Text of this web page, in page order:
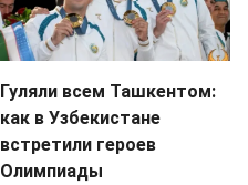
Гуляли всем Ташкентом:
как в Узбекистане
встретили героев
Олимпиады